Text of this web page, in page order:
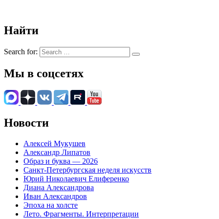
Найти
Search for:
Мы в соцсетях
Новости
Алексей Мукушев
Александр Липатов
Образ и буква — 2026
Санкт-Петербургская неделя искусств
Юрий Николаевич Елиференко
Диана Александрова
Иван Александров
Эпоха на холсте
Лето. Фрагменты. Интерпретации